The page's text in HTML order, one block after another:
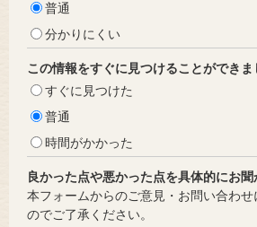
普通
分かりにくい
この情報をすぐに見つけることができま
すぐに見つけた
普通
時間がかかった
良かった点や悪かった点を具体的にお聞
本フォームからのご意見・お問い合わ
のでご了承ください。